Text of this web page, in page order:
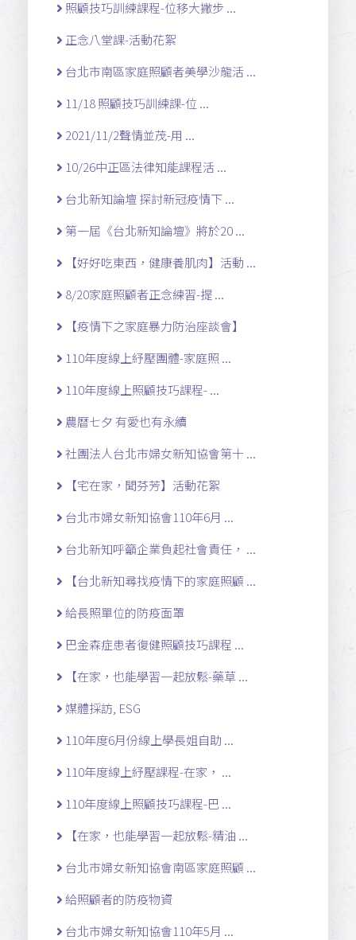
照顧技巧訓練課程-位移大撇步 ...
正念八堂課-活動花絮
台北市南區家庭照顧者美學沙龍活 ...
11/18 照顧技巧訓練課-位 ...
2021/11/2聲情並茂-用 ...
10/26中正區法律知能課程活 ...
台北新知論壇 探討新冠疫情下 ...
第一屆《台北新知論壇》將於20 ...
【好好吃東西，健康養肌肉】活動 ...
8/20家庭照顧者正念練習-提 ...
【疫情下之家庭暴力防治座談會】
110年度線上紓壓團體-家庭照 ...
110年度線上照顧技巧課程- ...
農曆七夕 有愛也有永續
社團法人台北市婦女新知協會第十 ...
【宅在家，聞芬芳】活動花絮
台北市婦女新知協會110年6月 ...
台北新知呼籲企業負起社會責任， ...
【台北新知尋找疫情下的家庭照顧 ...
給長照單位的防疫面罩
巴金森症患者復健照顧技巧課程 ...
【在家，也能學習一起放鬆-藥草 ...
媒體採訪, ESG
110年度6月份線上學長姐自助 ...
110年度線上紓壓課程-在家， ...
110年度線上照顧技巧課程-巴 ...
【在家，也能學習一起放鬆-精油 ...
台北市婦女新知協會南區家庭照顧 ...
給照顧者的防疫物資
台北市婦女新知協會110年5月 ...